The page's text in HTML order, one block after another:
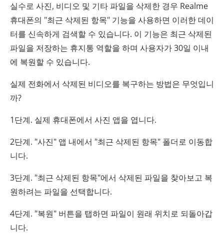
실수로 사진, 비디오 및 기타 파일을 삭제한 경우 Realme
휴대폰의 "최근 삭제된 항목" 기능을 사용하면 이러한 데이
터를 신속하게 검색할 수 있습니다. 이 기능은 최근 삭제된
파일을 저장하는 휴지통 역할을 하며 사용자가 30일 이내
에 복원할 수 있습니다.
실제 전화에서 삭제된 비디오를 복구하는 방법은 무엇입니
까?
1단계. 실제 휴대폰에서 사진 앱을 엽니다.
2단계. "사진" 앱 내에서 "최근 삭제된 항목" 폴더로 이동합
니다.
3단계. "최근 삭제된 항목"에서 삭제된 파일을 찾아보고 복
원하려는 파일을 선택합니다.
4단계. "복원" 버튼을 탭하면 파일이 원래 위치로 되돌아갑
니다.